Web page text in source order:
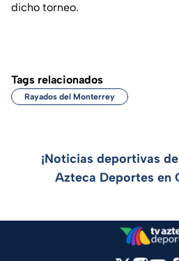
dicho torneo.
Tags relacionados
Rayados del Monterrey
¡Noticias deportivas
Azteca Deportes en